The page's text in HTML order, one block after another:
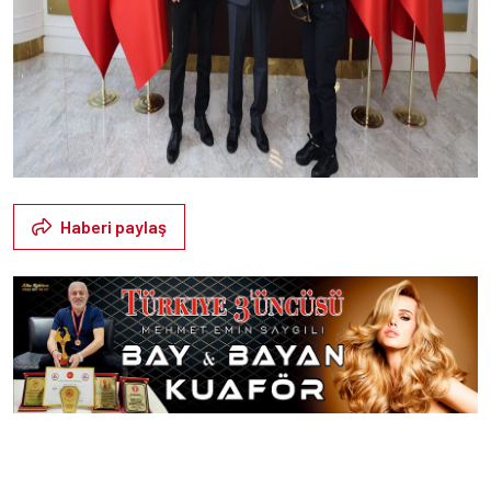
Haberi paylaş